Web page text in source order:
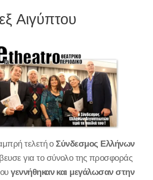
εξ Αιγύπτου
τελετή οΣύνδεσμος Ελλήνων
για το σύνολο της προσφοράς
γεννήθηκαν και μεγάλωσαν στην